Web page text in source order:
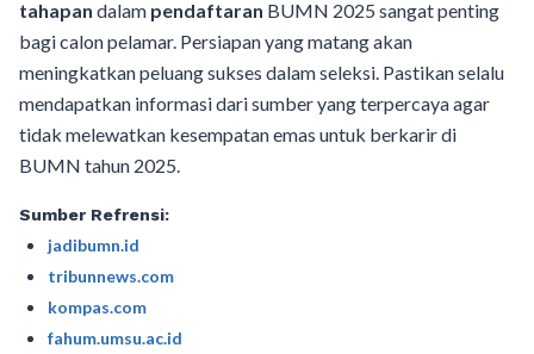
tahapan dalam pendaftaran BUMN 2025 sangat penting
bagi calon pelamar. Persiapan yang matang akan
meningkatkan peluang sukses dalam seleksi. Pastikan selalu
mendapatkan informasi dari sumber yang terpercaya agar
tidak melewatkan kesempatan emas untuk berkarir di
BUMN tahun 2025.
Sumber Refrensi:
jadibumn.id
tribunnews.com
kompas.com
fahum.umsu.ac.id